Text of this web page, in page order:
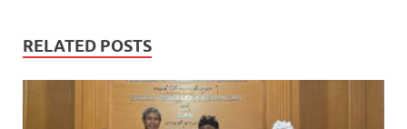
RELATED POSTS